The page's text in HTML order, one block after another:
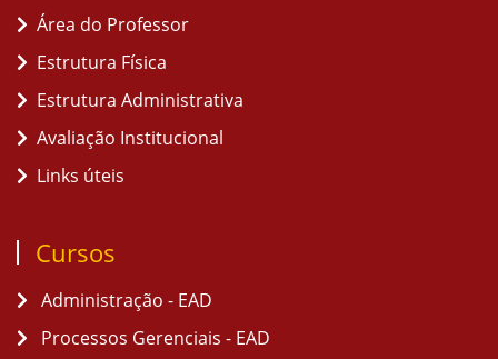
Área do Professor
Estrutura Física
Estrutura Administrativa
Avaliação Institucional
Links úteis
Cursos
Administração - EAD
Processos Gerenciais - EAD